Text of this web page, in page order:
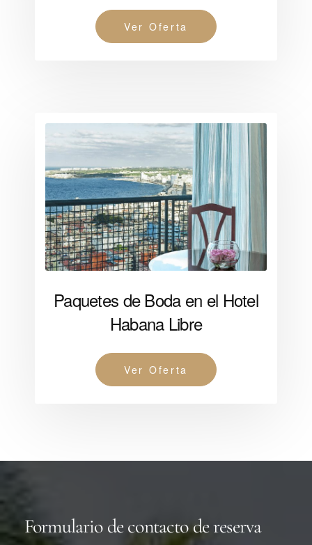
Ver Oferta
Paquetes de Boda en el Hotel
Habana Libre
Ver Oferta
Formulario de contacto de reserva